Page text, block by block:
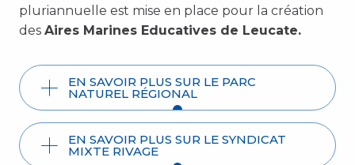
pluriannuelle est mise en place pour la création
des Aires Marines Educatives de Leucate.
EN SAVOIR PLUS SUR LE PARC
NATUREL RÉGIONAL
EN SAVOIR PLUS SUR LE SYNDICAT
MIXTE RIVAGE